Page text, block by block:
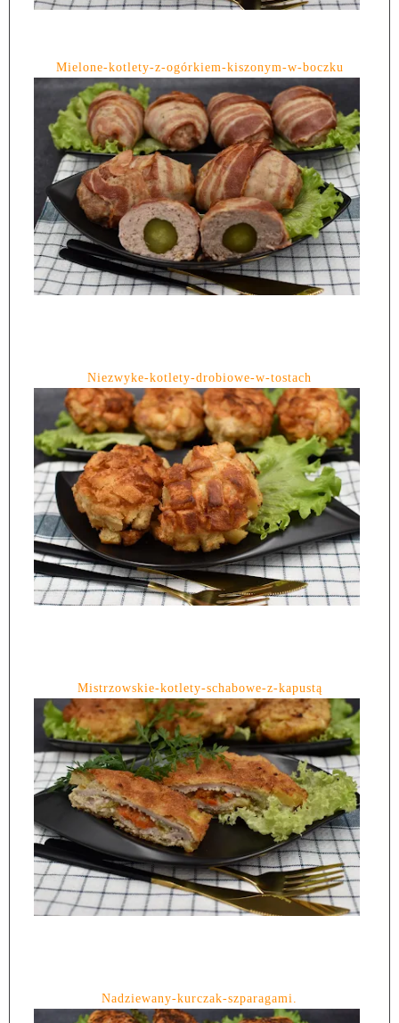
Mielone-kotlety-z-ogórkiem-kiszonym-w-boczku
Niezwyke-kotlety-drobiowe-w-tostach
Mistrzowskie-kotlety-schabowe-z-kapustą
Nadziewany-kurczak-szparagami.